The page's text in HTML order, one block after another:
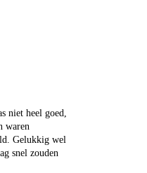
niet heel goed,
waren
Gelukkig wel
snel zouden